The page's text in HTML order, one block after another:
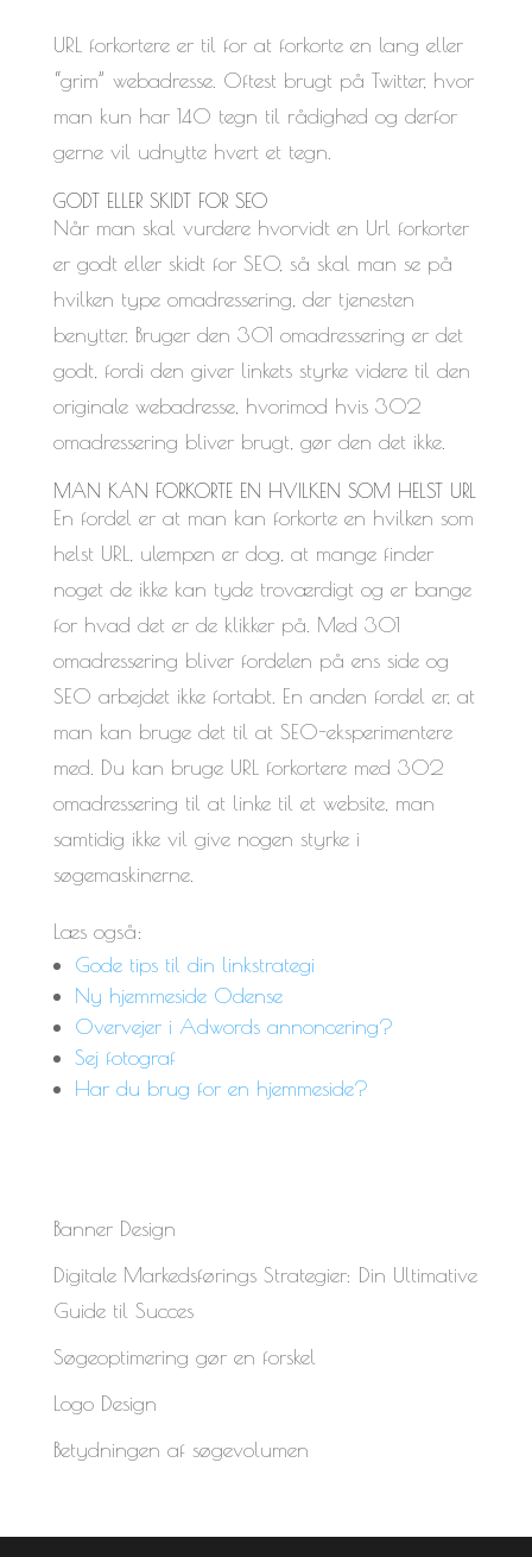
URL forkortere er til for at forkorte en lang eller
“grim” webadresse. Oftest brugt på Twitter, hvor
man kun har 140 tegn til rådighed og derfor
gerne vil udnytte hvert et tegn.
GODT ELLER SKIDT FOR SEO
Når man skal vurdere hvorvidt en Url forkorter
er godt eller skidt for SEO, så skal man se på
hvilken type omadressering, der tjenesten
benytter. Bruger den 301 omadressering er det
godt, fordi den giver linkets styrke videre til den
originale webadresse, hvorimod hvis 302
omadressering bliver brugt, gør den det ikke.
MAN KAN FORKORTE EN HVILKEN SOM HELST URL
En fordel er at man kan forkorte en hvilken som
helst URL, ulempen er dog, at mange finder
noget de ikke kan tyde troværdigt og er bange
for hvad det er de klikker på. Med 301
omadressering bliver fordelen på ens side og
SEO arbejdet ikke fortabt. En anden fordel er, at
man kan bruge det til at SEO-eksperimentere
med. Du kan bruge URL forkortere med 302
omadressering til at linke til et website, man
samtidig ikke vil give nogen styrke i
søgemaskinerne.
Læs også:
Gode tips til din linkstrategi
Ny hjemmeside Odense
Overvejer i Adwords annoncering?
Sej fotograf
Har du brug for en hjemmeside?
Banner Design
Digitale Markedsførings Strategier: Din Ultimative
Guide til Succes
Søgeoptimering gør en forskel
Logo Design
Betydningen af søgevolumen